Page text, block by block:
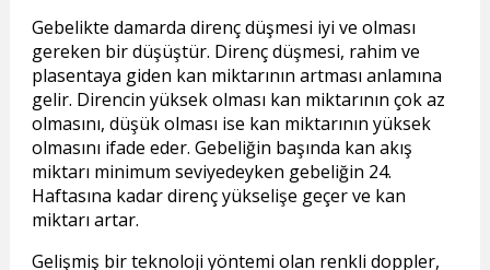
Gebelikte damarda direnç düşmesi iyi ve olması
gereken bir düşüştür. Direnç düşmesi, rahim ve
plasentaya giden kan miktarının artması anlamına
gelir. Direncin yüksek olması kan miktarının çok az
olmasını, düşük olması ise kan miktarının yüksek
olmasını ifade eder. Gebeliğin başında kan akış
miktarı minimum seviyedeyken gebeliğin 24.
Haftasına kadar direnç yükselişe geçer ve kan
miktarı artar.
Gelişmiş bir teknoloji yöntemi olan renkli doppler,